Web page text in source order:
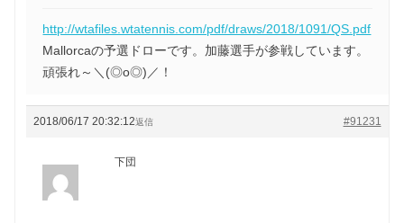
http://wtafiles.wtatennis.com/pdf/draws/2018/1091/QS.pdf
Mallorcaの予選ドローです。加藤選手が参戦しています。
頑張れ～＼(◎o◎)／！
2018/06/17 20:32:12 #91231
返信
下団